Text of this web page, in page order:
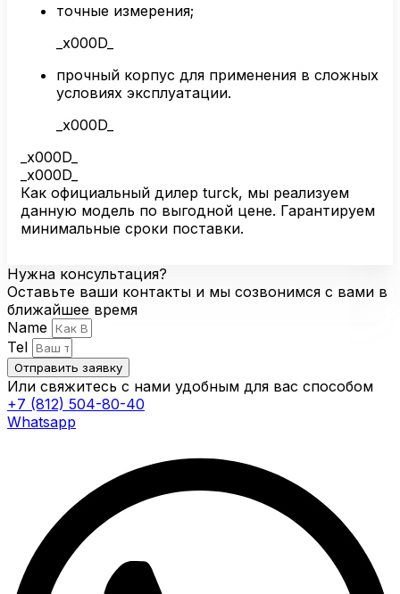
точные измерения;
_x000D_
прочный корпус для применения в сложных
условиях эксплуатации.
_x000D_
_x000D_
_x000D_
Как официальный дилер turck, мы реализуем
данную модель по выгодной цене. Гарантируем
минимальные сроки поставки.
Нужна консультация?
Оставьте ваши контакты и мы созвонимся с вами в
ближайшее время
Name
Tel
Отправить заявку
Или свяжитесь с нами удобным для вас способом
+7 (812) 504-80-40
Whatsapp